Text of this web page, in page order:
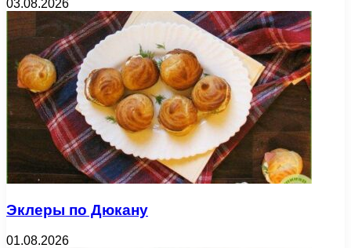
03.08.2026
Эклеры по Дюкану
01.08.2026